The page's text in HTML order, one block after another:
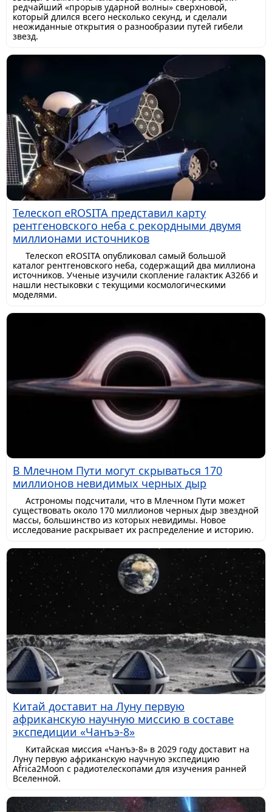
редчайший «прорыв ударной волны» сверхновой,
который длился всего несколько секунд, и сделали
неожиданные открытия о разнообразии путей гибели
звезд.
Телескоп eROSITA представил карту
рентгеновского неба с рекордными двумя
миллионами источников
Телескоп eROSITA опубликовал самый большой
каталог рентгеновского неба, содержащий два миллиона
источников. Ученые изучили скопление галактик A3266 и
нашли нестыковки с текущими космологическими
моделями.
В Млечном Пути могут скрываться 170
миллионов невидимых черных дыр
Астрономы подсчитали, что в Млечном Пути может
существовать около 170 миллионов черных дыр звездной
массы, большинство из которых невидимы. Новое
исследование раскрывает их распределение и историю.
Китай доставит на Луну первую
африканскую научную миссию в составе
экспедиции «Чанъэ-8»
Китайская миссия «Чанъэ-8» в 2029 году доставит на
Луну первую африканскую научную экспедицию
Africa2Moon с радиотелескопами для изучения ранней
Вселенной.